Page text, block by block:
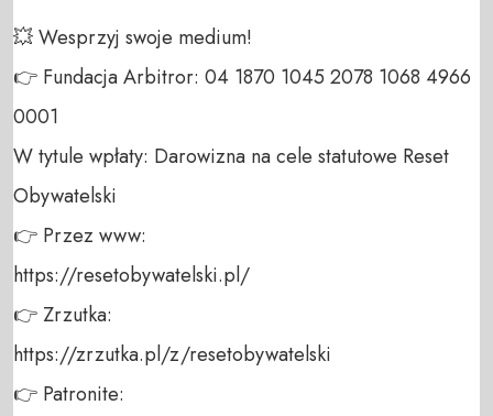
💥 Wesprzyj swoje medium!
👉 Fundacja Arbitror: 04 1870 1045 2078 1068 4966
0001
W tytule wpłaty: Darowizna na cele statutowe Reset
Obywatelski
👉 Przez www:
https://resetobywatelski.pl/
👉 Zrzutka:
https://zrzutka.pl/z/resetobywatelski
👉 Patronite: